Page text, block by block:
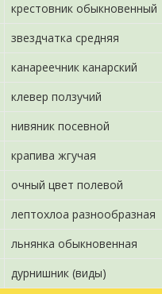
крестовник обыкновенный
звездчатка средняя
канареечник канарский
клевер ползучий
нивяник посевной
крапива жгучая
очный цвет полевой
лептохлоа разнообразная
льнянка обыкновенная
дурнишник (виды)